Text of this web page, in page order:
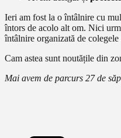
Ieri am fost la o întâlnire cu
întors de acolo alt om. Nici
întâlnire organizată de colegele
Cam astea sunt noutățile din
Mai avem de parcurs 27 de